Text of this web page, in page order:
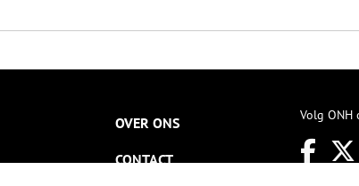
OVER ONS
CONTACT
Volg ONH